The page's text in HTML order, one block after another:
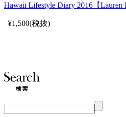
Hawaii Lifestyle Diary 2016【Lauren
¥1,500(税抜)